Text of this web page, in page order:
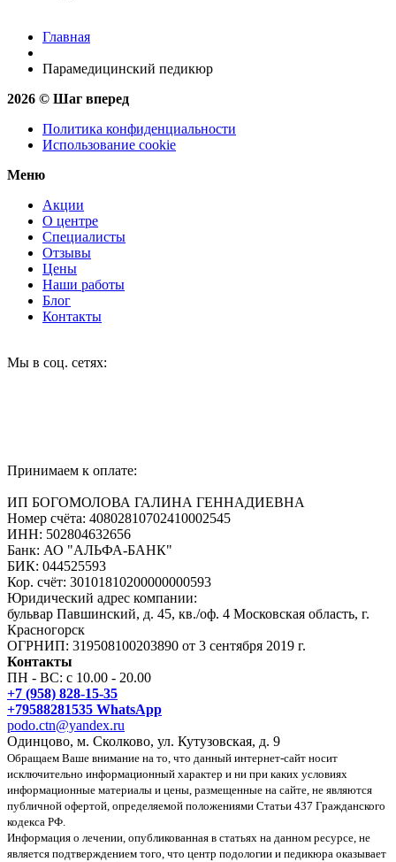
Главная
Парамедицинский педикюр
2026 © Шаг вперед
Политика конфиденциальности
Использование cookie
Меню
Акции
О центре
Специалисты
Отзывы
Цены
Наши работы
Блог
Контакты
Мы в соц. сетях:
Принимаем к оплате:
ИП БОГОМОЛОВА ГАЛИНА ГЕННАДИЕВНА
Номер счёта: 40802810702410002545
ИНН: 502804632656
Банк: АО "АЛЬФА-БАНК"
БИК: 044525593
Кор. счёт: 30101810200000000593
Юридический адрес компании:
бульвар Павшинский, д. 45, кв./оф. 4 Московская область, г.
Красногорск
ОГРНИП: 319508100203890 от 3 сентября 2019 г.
Контакты
ПН - ВС: с 10.00 - 20.00
+7 (958) 828-15-35
+79588281535 WhatsApp
podo.ctn@yandex.ru
Одинцово, м. Сколково, ул. Кутузовская, д. 9
Обращаем Ваше внимание на то, что данный интернет-сайт носит
исключительно информационный характер и ни при каких условиях
информационные материалы и цены, размещенные на сайте, не являются
публичной офертой, определяемой положениями Статьи 437 Гражданского
кодекса РФ.
Информация о лечении, опубликованная в статьях на данном ресурсе, не
является подтверждением того, что центр подологии и педикюра оказывает